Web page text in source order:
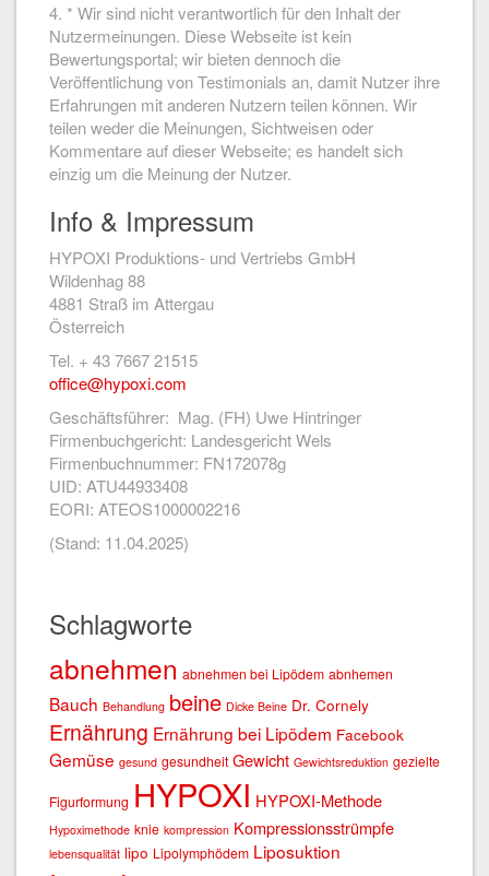
4. * Wir sind nicht verantwortlich für den Inhalt der
Nutzermeinungen. Diese Webseite ist kein
Bewertungsportal; wir bieten dennoch die
Veröffentlichung von Testimonials an, damit Nutzer ihre
Erfahrungen mit anderen Nutzern teilen können. Wir
teilen weder die Meinungen, Sichtweisen oder
Kommentare auf dieser Webseite; es handelt sich
einzig um die Meinung der Nutzer.
Info & Impressum
HYPOXI Produktions- und Vertriebs GmbH
Wildenhag 88
4881 Straß im Attergau
Österreich
Tel. + 43 7667 21515
office@hypoxi.com
Geschäftsführer: Mag. (FH) Uwe Hintringer
Firmenbuchgericht: Landesgericht Wels
Firmenbuchnummer: FN172078g
UID: ATU44933408
EORI: ATEOS1000002216
(Stand: 11.04.2025)
Schlagworte
abnehmen abnehmen bei Lipödem abnhemen
Bauch Behandlung beine Dicke Beine Dr. Cornely
Ernährung Ernährung bei Lipödem Facebook
Gemüse gesund gesundheit Gewicht Gewichtsreduktion gezielte
Figurformung HYPOXI HYPOXI-Methode
Hypoximethode knie kompression Kompressionsstrümpfe
lebensqualität lipo Lipolymphödem Liposuktion